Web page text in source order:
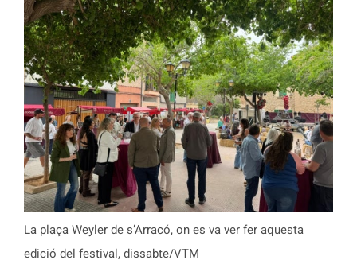
La plaça Weyler de s’Arracó, on es va ver fer aquesta
edició del festival, dissabte/VTM